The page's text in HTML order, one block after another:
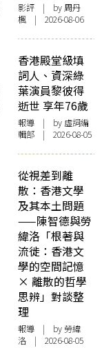
影評 | by周丹
楓 | 2026-08-06
香港殿堂級填
詞人、資深綠
葉演員黎彼得
逝世 享年76歲
報導 | by 虛詞編
輯部 | 2026-08-05
從視差到離
散：香港文學
及其本土問題
——陳智德與勞
緯洛「根著與
流徙：香港文
學的空間記憶
× 離散的哲學
思辨」對談整
理
報導 | by 勞緯
洛 | 2026-08-05